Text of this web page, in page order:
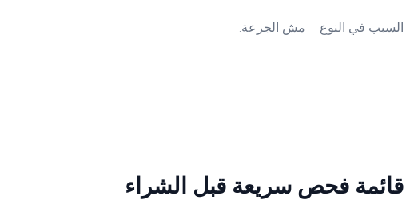
السبب في النوع — مش الجرعة.
قائمة فحص سريعة قبل الشراء